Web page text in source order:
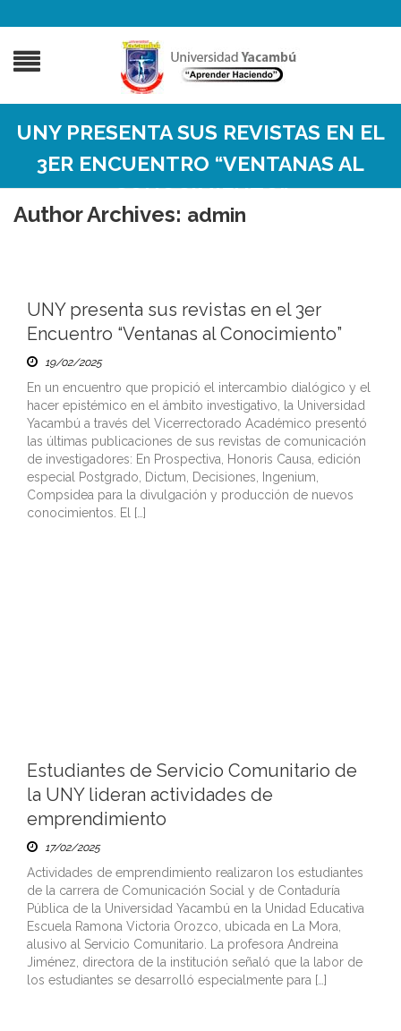
UNY PRESENTA SUS REVISTAS EN EL
3ER ENCUENTRO “VENTANAS AL
CONOCIMIENTO”
Author Archives: admin
UNY presenta sus revistas en el 3er
Encuentro “Ventanas al Conocimiento”
19/02/2025
En un encuentro que propició el intercambio dialógico y el
hacer epistémico en el ámbito investigativo, la Universidad
Yacambú a través del Vicerrectorado Académico presentó
las últimas publicaciones de sus revistas de comunicación
de investigadores: En Prospectiva, Honoris Causa, edición
especial Postgrado, Dictum, Decisiones, Ingenium,
Compsidea para la divulgación y producción de nuevos
conocimientos. El […]
Estudiantes de Servicio Comunitario de
la UNY lideran actividades de
emprendimiento
17/02/2025
Actividades de emprendimiento realizaron los estudiantes
de la carrera de Comunicación Social y de Contaduría
Pública de la Universidad Yacambú en la Unidad Educativa
Escuela Ramona Victoria Orozco, ubicada en La Mora,
alusivo al Servicio Comunitario. La profesora Andreina
Jiménez, directora de la institución señaló que la labor de
los estudiantes se desarrolló especialmente para […]